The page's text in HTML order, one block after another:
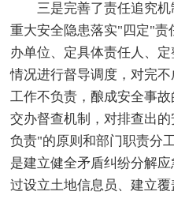
三是完善了责任追究
重大安全隐患落实"四定"责
办单位、定具体责任人、
情况进行督导调度，对完
工作不负责，酿成安全事
交办督查机制，对排查出
负责"的原则和部门职责分
是建立健全矛盾纠纷分解
过设立土地信息员、建立